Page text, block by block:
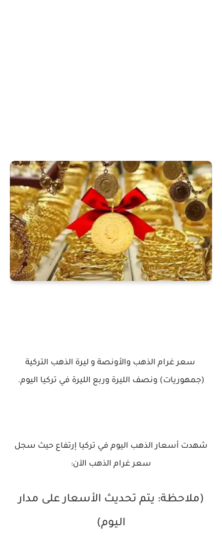
سعر غرام الذهب والأونصة و ليرة الذهب التركية
(جمهوريات) ونصف الليرة وربع الليرة في تركيا اليوم.
شهدت أسعار الذهب اليوم في تركيا إرتفاع حيث سجل
سعر غرام الذهب الآن:
(ملاحظة: يتم تحديث الأسعار على مدار
اليوم)